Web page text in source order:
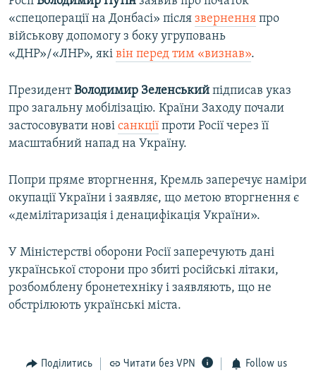
«спецоперації на Донбасі» після звернення про
військову допомогу з боку угруповань
«ДНР»/«ЛНР», які він перед тим «визнав».
ПрезидентВолодимир Зеленський підписав указ
про загальну мобілізацію. Країни Заходу почали
застосовувати нові санкції проти Росії через її
масштабний напад на Україну.
Попри пряме вторгнення, Кремль заперечує наміри
окупації України і заявляє, що метою вторгнення є
«демілітаризація і денацифікація України».
У Міністерстві оборони Росії заперечують дані
української сторони про збиті російські літаки,
розбомблену бронетехніку і заявляють, що не
обстрілюють українські міста.
Поділитись Читати без VPN Follow us